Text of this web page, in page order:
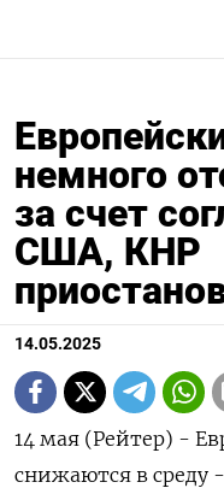
немного
за счет
США, КНР
14.05.2025
14 мая (Рейтер) -
снижаются в среду